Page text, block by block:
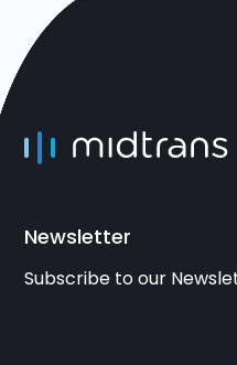
Newsletter
Subscribe to our